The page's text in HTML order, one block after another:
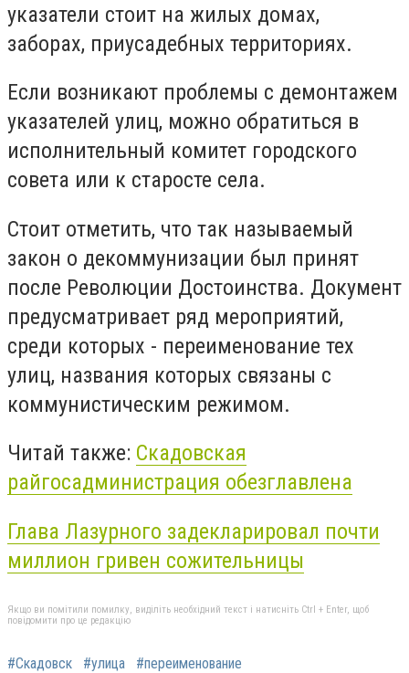
указатели стоит на жилых домах,
заборах, приусадебных территориях.
Если возникают проблемы с демонтажем
указателей улиц, можно обратиться в
исполнительный комитет городского
совета или к старосте села.
Стоит отметить, что так называемый
закон о декоммунизации был принят
после Революции Достоинства. Документ
предусматривает ряд мероприятий,
среди которых - переименование тех
улиц, названия которых связаны с
коммунистическим режимом.
Читай также: Скадовская
райгосадминистрация обезглавлена
Глава Лазурного задекларировал почти
миллион гривен сожительницы
Якщо ви помітили помилку, виділіть необхідний текст і натисніть Ctrl + Enter, щоб
повідомити про це редакцію
#Скадовск #улица #переименование